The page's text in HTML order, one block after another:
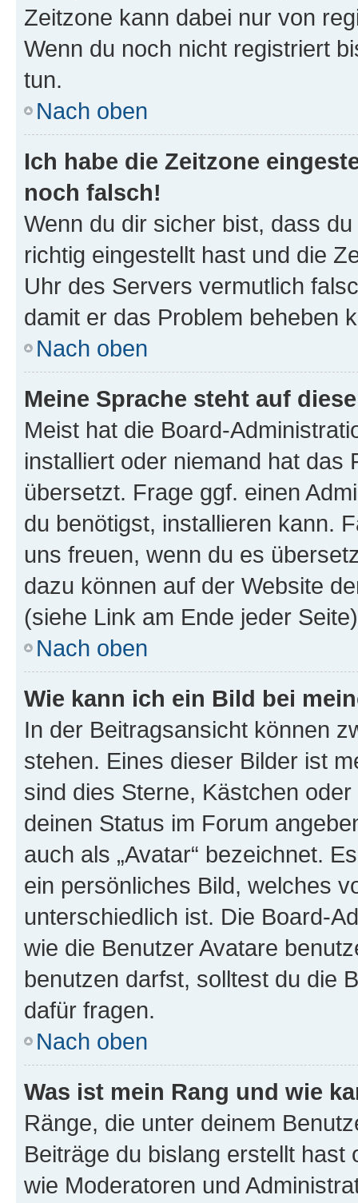
Zeitzone kann dabei nur von
Wenn du noch nicht registriert
tun.
Nach oben
Ich habe die Zeitzone
noch falsch!
Wenn du dir sicher bist, dass
richtig eingestellt hast und die
Uhr des Servers vermutlich
damit er das Problem beheben
Nach oben
Meine Sprache steht auf
Meist hat die Board-
installiert oder niemand hat das
übersetzt. Frage ggf. einen
du benötigst, installieren kann.
uns freuen, wenn du es
dazu können auf der Website
(siehe Link am Ende jeder
Nach oben
Wie kann ich ein Bild bei
In der Beitragsansicht können
stehen. Eines dieser Bilder ist
sind dies Sterne, Kästchen
deinen Status im Forum
auch als „Avatar“ bezeichnet.
ein persönliches Bild, welches
unterschiedlich ist. Die Board-
wie die Benutzer Avatare
benutzen darfst, solltest du die
dafür fragen.
Nach oben
Was ist mein Rang und wie
Ränge, die unter deinem
Beiträge du bislang erstellt
wie Moderatoren und